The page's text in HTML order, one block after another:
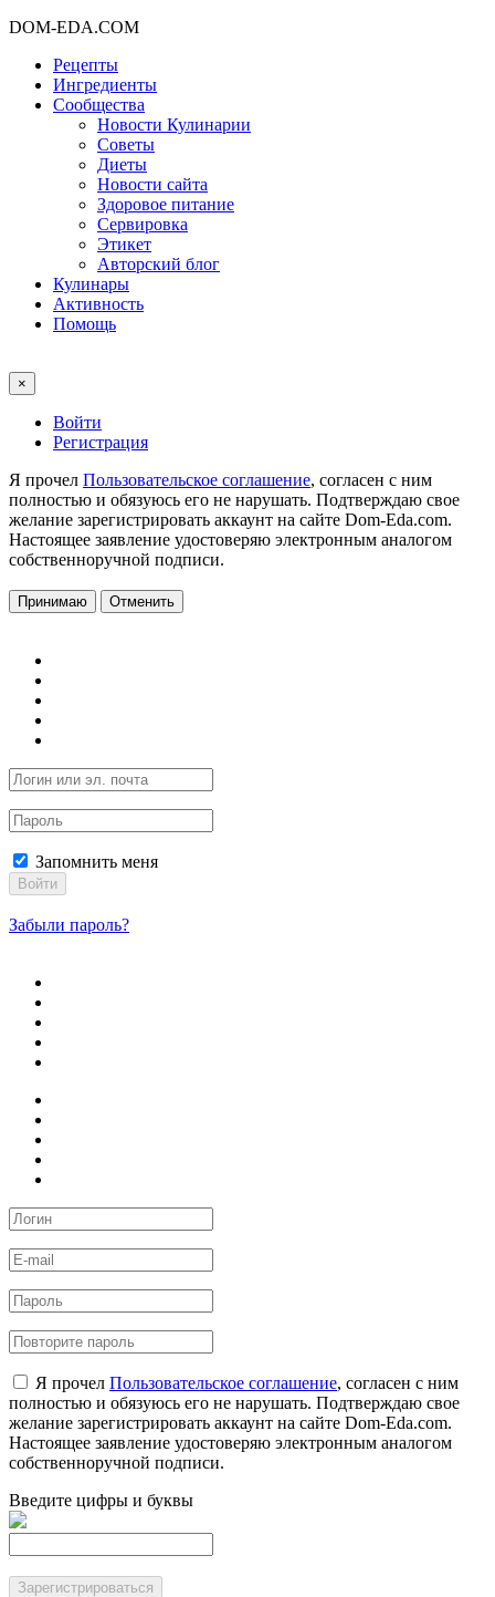
DOM-EDA.COM
Рецепты
Ингредиенты
Сообщества
Новости Кулинарии
Советы
Диеты
Новости сайта
Здоровое питание
Сервировка
Этикет
Авторский блог
Кулинары
Активность
Помощь
×
Войти
Регистрация
Я прочел Пользовательское соглашение, согласен с ним
полностью и обязуюсь его не нарушать. Подтверждаю свое
желание зарегистрировать аккаунт на сайте Dom-Eda.com.
Настоящее заявление удостоверяю электронным аналогом
собственноручной подписи.
Принимаю Отменить
Запомнить меня
Войти
Забыли пароль?
Я прочел Пользовательское соглашение, согласен с ним
полностью и обязуюсь его не нарушать. Подтверждаю свое
желание зарегистрировать аккаунт на сайте Dom-Eda.com.
Настоящее заявление удостоверяю электронным аналогом
собственноручной подписи.
Введите цифры и буквы
Зарегистрироваться